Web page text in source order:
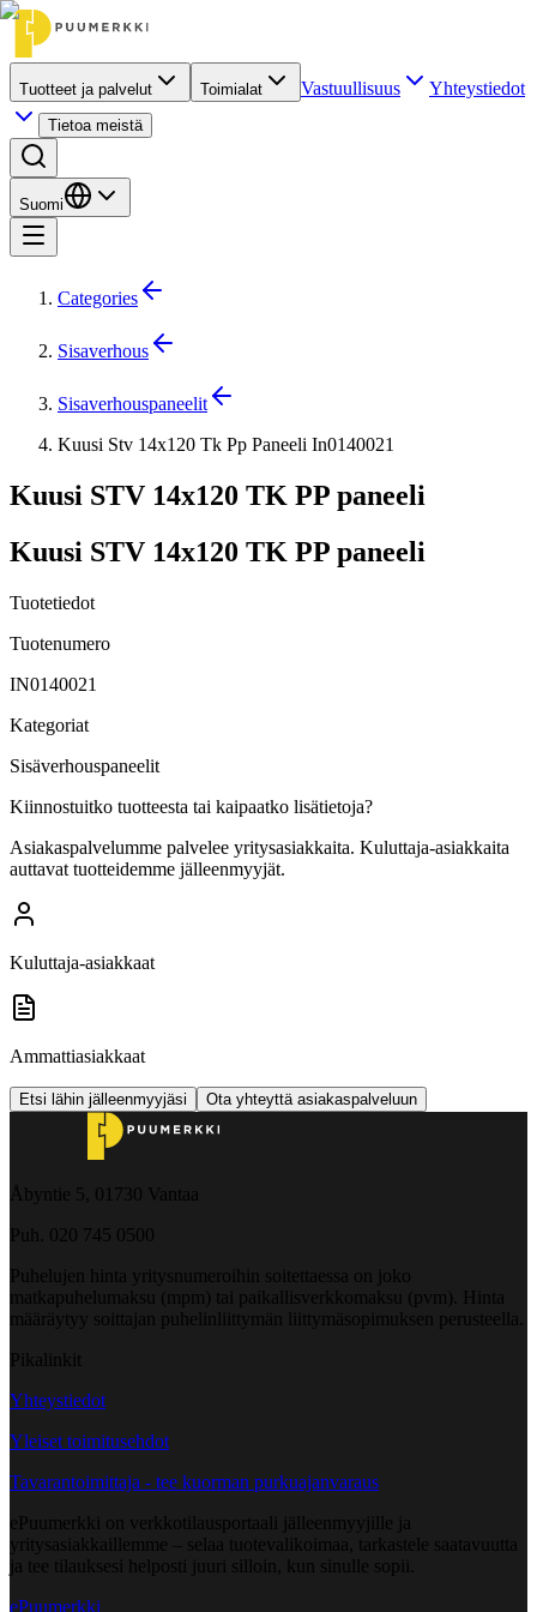
Tuotteet ja palvelut Toimialat Vastuullisuus Yhteystiedot
Tietoa meistä
Suomi
Categories
Sisaverhous
Sisaverhouspaneelit
Kuusi Stv 14x120 Tk Pp Paneeli In0140021
Kuusi STV 14x120 TK PP paneeli
Kuusi STV 14x120 TK PP paneeli
Tuotetiedot
Tuotenumero
IN0140021
Kategoriat
Sisäverhouspaneelit
Kiinnostuitko tuotteesta tai kaipaatko lisätietoja?
Asiakaspalvelumme palvelee yritysasiakkaita. Kuluttaja-asiakkaita
auttavat tuotteidemme jälleenmyyjät.
Kuluttaja-asiakkaat
Ammattiasiakkaat
Etsi lähin jälleenmyyjäsi Ota yhteyttä asiakaspalveluun
Åbyntie 5, 01730 Vantaa
Puh. 020 745 0500
Puhelujen hinta yritysnumeroihin soitettaessa on joko
matkapuhelumaksu (mpm) tai paikallisverkkomaksu (pvm). Hinta
määräytyy soittajan puhelinliittymän liittymäsopimuksen perusteella.
Pikalinkit
Yhteystiedot
Yleiset toimitusehdot
Tavarantoimittaja - tee kuorman purkuajanvaraus
ePuumerkki on verkkotilausportaali jälleenmyyjille ja
yritysasiakkaillemme – selaa tuotevalikoimaa, tarkastele saatavuutta
ja tee tilauksesi helposti juuri silloin, kun sinulle sopii.
ePuumerkki